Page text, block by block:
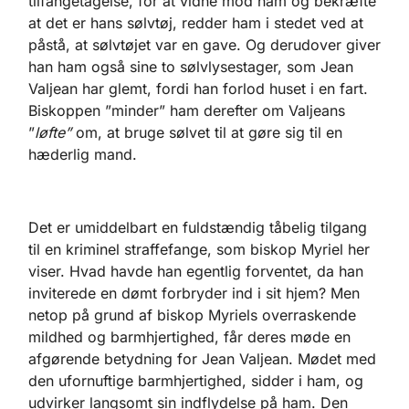
at det er hans sølvtøj, redder ham i stedet ved at
påstå, at sølvtøjet var en gave. Og derudover giver
han ham også sine to sølvlysestager, som Jean
Valjean har glemt, fordi han forlod huset i en fart.
Biskoppen ”minder” ham derefter om Valjeans
”løfte”om, at bruge sølvet til at gøre sig til en
hæderlig mand.
Det er umiddelbart en fuldstændig tåbelig tilgang
til en kriminel straffefange, som biskop Myriel her
viser. Hvad havde han egentlig forventet, da han
inviterede en dømt forbryder ind i sit hjem? Men
netop på grund af biskop Myriels overraskende
mildhed og barmhjertighed, får deres møde en
afgørende betydning for Jean Valjean. Mødet med
den ufornuftige barmhjertighed, sidder i ham, og
udvirker langsomt sin indflydelse på ham. Den